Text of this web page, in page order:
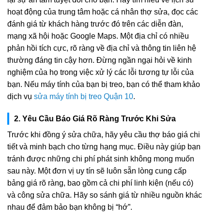
hoạt động của trung tâm hoặc cá nhân thợ sửa, đọc các
đánh giá từ khách hàng trước đó trên các diễn đàn,
mạng xã hội hoặc Google Maps. Một địa chỉ có nhiều
phản hồi tích cực, rõ ràng về địa chỉ và thông tin liên hệ
thường đáng tin cậy hơn. Đừng ngần ngại hỏi về kinh
nghiệm của họ trong việc xử lý các lỗi tương tự lỗi của
bạn. Nếu máy tính của bạn bị treo, bạn có thể tham khảo
dịch vụ sửa máy tính bị treo Quận 10.
2. Yêu Cầu Báo Giá Rõ Ràng Trước Khi Sửa
Trước khi đồng ý sửa chữa, hãy yêu cầu thợ báo giá chi
tiết và minh bạch cho từng hạng mục. Điều này giúp bạn
tránh được những chi phí phát sinh không mong muốn
sau này. Một đơn vị uy tín sẽ luôn sẵn lòng cung cấp
bảng giá rõ ràng, bao gồm cả chi phí linh kiện (nếu có)
và công sửa chữa. Hãy so sánh giá từ nhiều nguồn khác
nhau để đảm bảo bạn không bị “hớ”.